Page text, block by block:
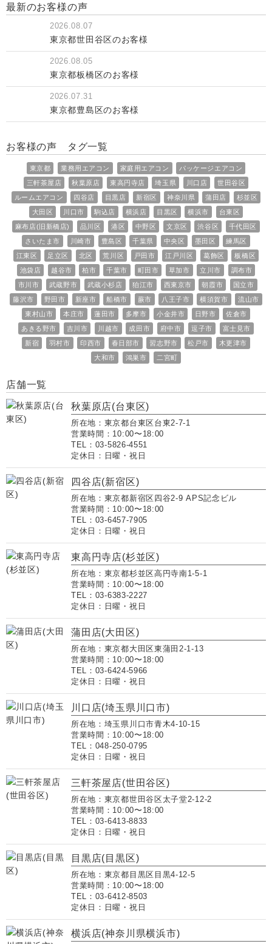
最新のお客様の声
2026.08.07
東京都世田谷区のお客様
2026.08.05
東京都板橋区のお客様
2026.07.31
東京都豊島区のお客様
お客様の声 タグ一覧
東京都 業務用エアコン 家庭用エアコン
パッケージエアコン
三軒茶屋店
秋葉原店 東高円寺店 埼玉県 川口店
世田谷区
ルームエアコン
四谷店 目黒店 新宿区 神奈川県 蒲田店
杉並区
大田区
川口市 駒込店 横浜店 目黒区 横浜市
台東区
麻布店(旧新橋店)
品川区 港区 中野区 文京区 渋谷区
千代田区
さいたま市
川崎市 豊島区 千葉県 中央区 墨田区
練馬区
江東区
足立区 北区 荒川区 戸田市 江戸川区 葛飾区
板橋区
池袋店
越谷市 柏市 千葉市 町田市 草加市 立川市
調布市
市川市
武蔵野市 武蔵小杉店 狛江市 西東京市 朝霞市
国立市
藤沢市
野田市 新座市 船橋市 蕨市 八王子市 横須賀市
流山市
東村山市
本庄市 蓮田市 多摩市 小金井市 日野市
佐倉市
あきる野市
吉川市 川越市 成田市 府中市 逗子市
富士見市
新宿
羽村市 印西市 春日部市 習志野市 松戸市
木更津市
大和市
鴻巣市 二宮町
店舗一覧
秋葉原店(台東区)
所在地：東京都台東区台東2-7-1
営業時間：10:00〜18:00
TEL：03-5826-4551
定休日：日曜・祝日
四谷店(新宿区)
所在地：東京都新宿区四谷2-9 APS記念ビル
営業時間：10:00〜18:00
TEL：03-6457-7905
定休日：日曜・祝日
東高円寺店(杉並区)
所在地：東京都杉並区高円寺南1-5-1
営業時間：10:00〜18:00
TEL：03-6383-2227
定休日：日曜・祝日
蒲田店(大田区)
所在地：東京都大田区東蒲田2-1-13
営業時間：10:00〜18:00
TEL：03-6424-5966
定休日：日曜・祝日
川口店(埼玉県川口市)
所在地：埼玉県川口市青木4-10-15
営業時間：10:00〜18:00
TEL：048-250-0795
定休日：日曜・祝日
三軒茶屋店(世田谷区)
所在地：東京都世田谷区太子堂2-12-2
営業時間：10:00〜18:00
TEL：03-6413-8833
定休日：日曜・祝日
目黒店(目黒区)
所在地：東京都目黒区目黒4-12-5
営業時間：10:00〜18:00
TEL：03-6412-8503
定休日：日曜・祝日
横浜店(神奈川県横浜市)